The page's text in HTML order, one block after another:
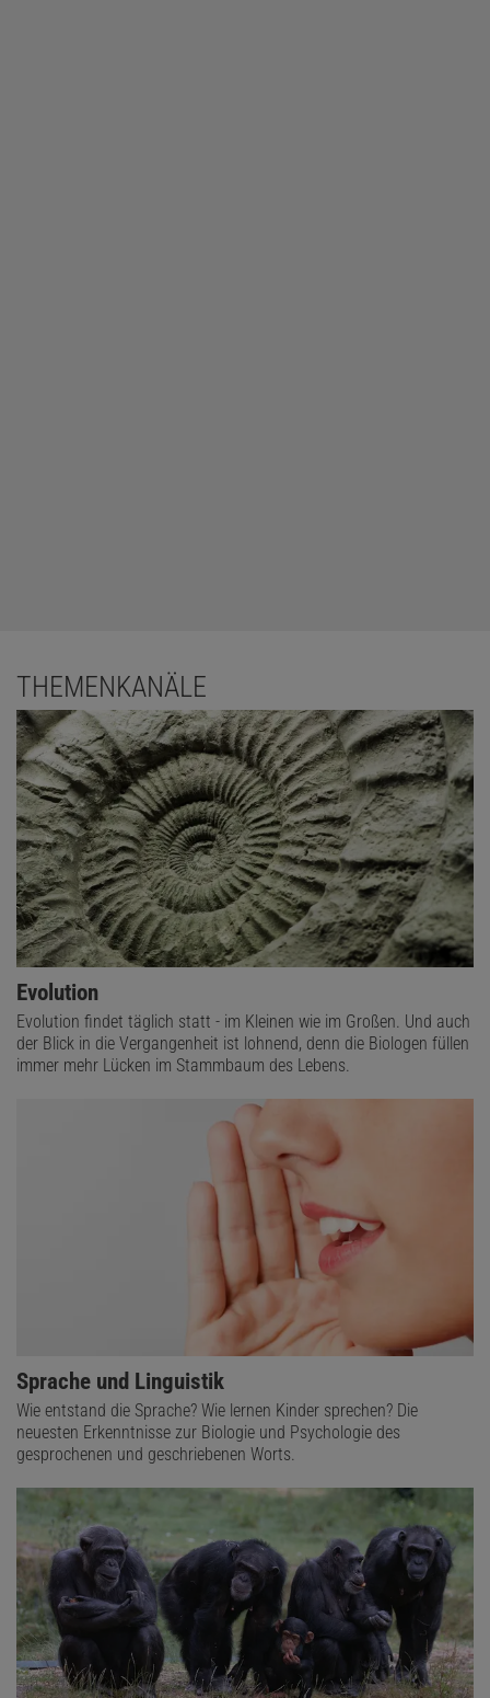
THEMENKANÄLE
Evolution
Evolution findet täglich statt - im Kleinen wie im Großen. Und auch
der Blick in die Vergangenheit ist lohnend, denn die Biologen füllen
immer mehr Lücken im Stammbaum des Lebens.
Sprache und Linguistik
Wie entstand die Sprache? Wie lernen Kinder sprechen? Die
neuesten Erkenntnisse zur Biologie und Psychologie des
gesprochenen und geschriebenen Worts.